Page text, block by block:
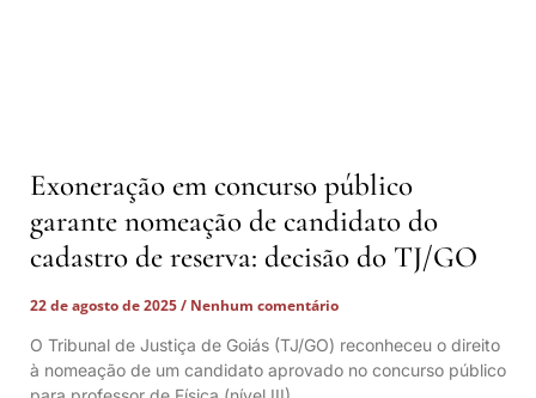
Exoneração em concurso público
garante nomeação de candidato do
cadastro de reserva: decisão do TJ/GO
22 de agosto de 2025
Nenhum comentário
O Tribunal de Justiça de Goiás (TJ/GO) reconheceu o direito
à nomeação de um candidato aprovado no concurso público